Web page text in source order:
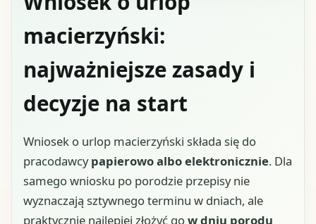
macierzyński:
najważniejsze zasady i
decyzje na start
Wniosek o urlop macierzyński składa się do
pracodawcypapierowo albo elektronicznie. Dla
samego wniosku po porodzie przepisy nie
wyznaczają sztywnego terminu w dniach, ale
praktycznie najlepiej złożyć gow dniu porodu